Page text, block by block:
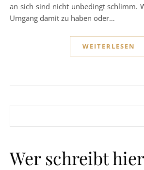
an sich sind nicht unbedingt schlimm.
Umgang damit zu haben oder…
WEITERLESEN
Wer schreibt